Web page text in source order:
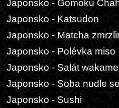
Japonsko - Gomoku
Japonsko - Katsudon
Japonsko - Matcha
Japonsko - Polévka miso
Japonsko - Salát wakame
Japonsko - Soba nudle
Japonsko - Sushi